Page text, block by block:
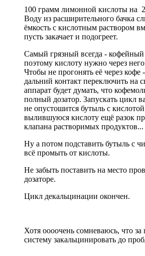
100 грамм лимонной кислоты на
Воду из расширительного бачка
ёмкость с кислотным раствором
пусть закачает и подогреет.
Самый грязный всегда - кофейный
поэтому кислоту нужно через
Чтобы не прогонять её через кофе
дальний контакт переключить на
аппарат будет думать, что
полный дозатор. Запускать цикл
не опустошится бутыль с
вылившуюся кислоту ещё разок
клапана растворимых продуктов...
Ну а потом подставить бутыль с
всё промыть от кислоты.
Не забыть поставить на место
дозаторе.
Цикл декальцинации окончен.
Хотя оооочень сомневаюсь, что
систему закальцинировать до